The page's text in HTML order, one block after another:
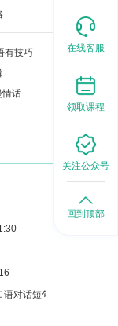
有技巧
情话
对话短句
在线客服
领取课程
关注公众号
回到顶部